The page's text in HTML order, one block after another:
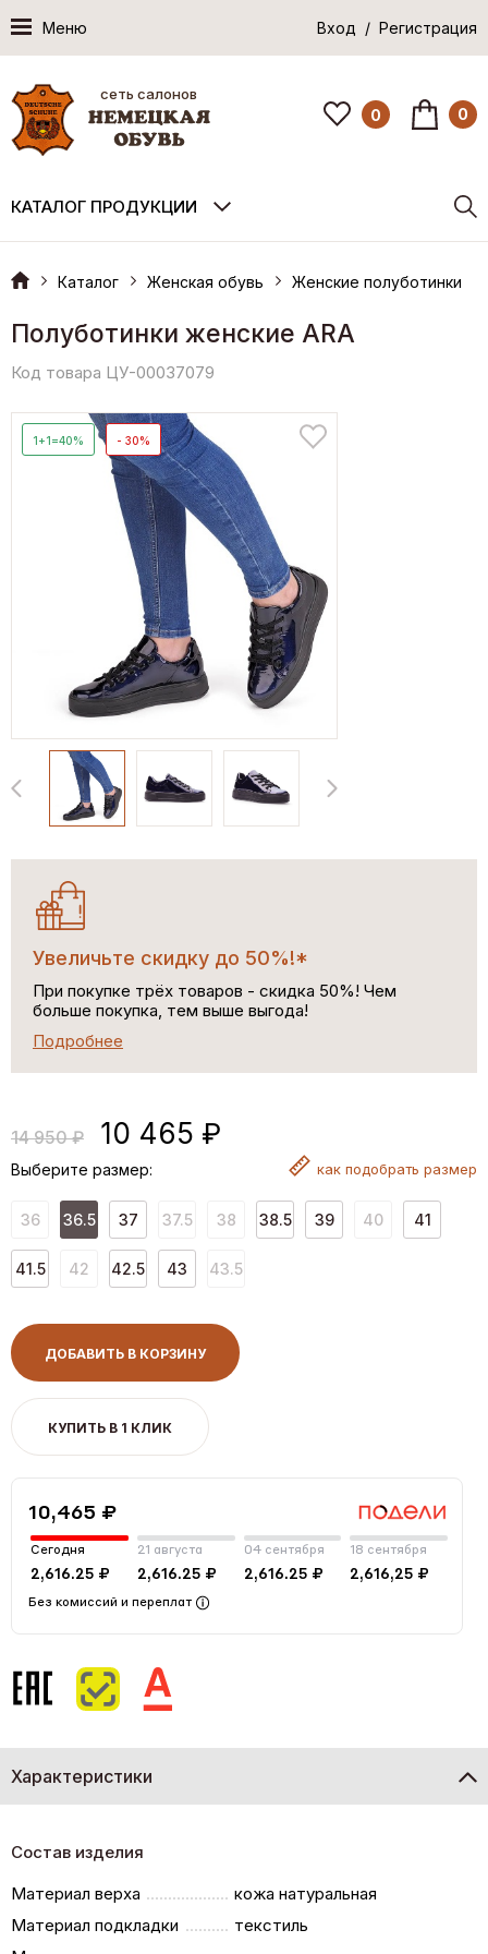
Меню Вход / Регистрация
сеть салонов
0 0
КАТАЛОГ ПРОДУКЦИИ
Каталог Женская обувь Женские полуботинки
Полуботинки женские ARA
Код товара ЦУ-00037079
1+1=40% - 30%
Увеличьте скидку до 50%!*
При покупке трёх товаров - скидка 50%! Чем
больше покупка, тем выше выгода!
Подробнее
14 950 ₽ 10 465 ₽
Выберите размер: как подобрать размер
36 36.5 37 37.5 38 38.5 39 40 41
41.5 42 42.5 43 43.5
ДОБАВИТЬ В КОРЗИНУ
КУПИТЬ В 1 КЛИК
10,465 ₽
Сегодня
2,616.25 ₽
21 августа
2,616.25 ₽
04 сентября
2,616.25 ₽
18 сентября
2,616,25 ₽
Без комиссий и переплат
Характеристики
Состав изделия
Материал верха
кожа натуральная
Материал подкладки
текстиль